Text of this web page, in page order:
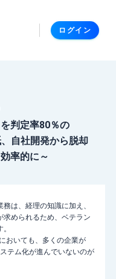
ログイン
判定率80％の
自社開発から脱却
率的に～
は、経理の知識に加え、
められるため、ベテラン
おいても、多くの企業が
テム化が進んでいないのが